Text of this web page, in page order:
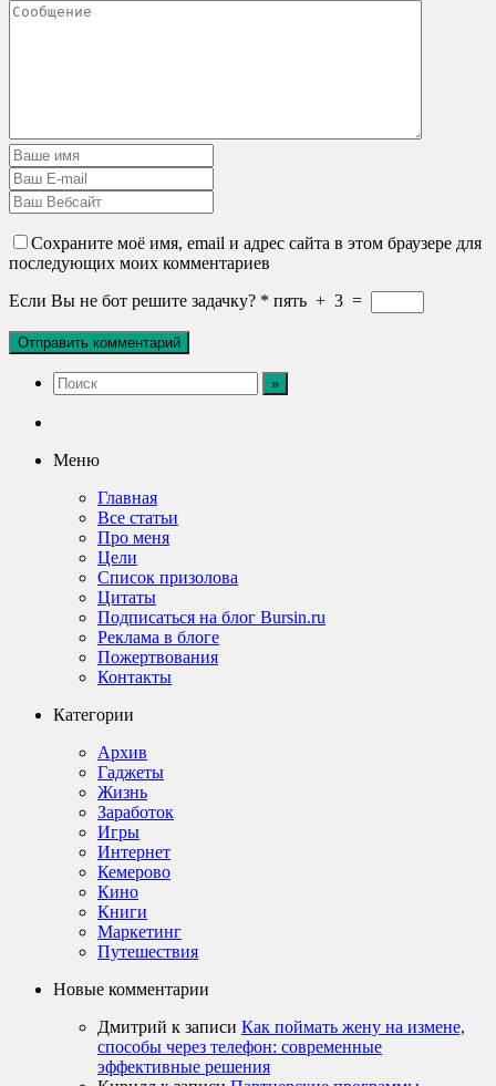
Сохраните моё имя, email и адрес сайта в этом браузере для
последующих моих комментариев
Если Вы не бот решите задачку? * пять + 3 =
Меню
Главная
Все статьи
Про меня
Цели
Список призолова
Цитаты
Подписаться на блог Bursin.ru
Реклама в блоге
Пожертвования
Контакты
Категории
Архив
Гаджеты
Жизнь
Заработок
Игры
Интернет
Кемерово
Кино
Книги
Маркетинг
Путешествия
Новые комментарии
Дмитрий к записи Как поймать жену на измене,
способы через телефон: современные
эффективные решения